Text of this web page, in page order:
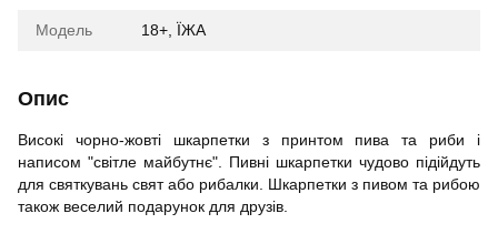
Модель 18+, ЇЖА
Опис
Високі чорно-жовті шкарпетки з принтом пива та риби і
написом "світле майбутнє". Пивні шкарпетки чудово підійдуть
для святкувань свят або рибалки. Шкарпетки з пивом та рибою
також веселий подарунок для друзів.